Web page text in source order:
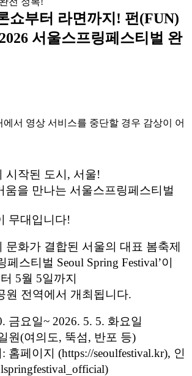
쇼부터 라면까지! 펀(FUN)
서울스프링페스티벌 완
서 영상 서비스를 중단할 경우 감상이 어
시작된 도시, 서울!
움을 만나는 서울스프링페스티벌
무대입니다!
문화가 결합된 서울의 대표 봄축제
페스티벌 Seoul Spring Festival’이
5월 5일까지
원 전역에서 개최됩니다.
금요일~ 2026. 5. 5. 화요일
원(여의도, 뚝섬, 반포 등)
홈페이지 (https://seoulfestival.kr), 인